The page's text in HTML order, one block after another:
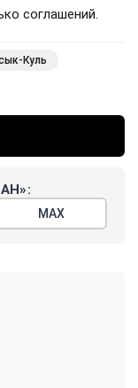
соглашений.
Куль
МАХ